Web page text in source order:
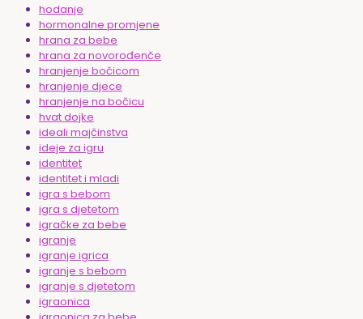
hodanje
hormonalne promjene
hrana za bebe
hrana za novorođenče
hranjenje bočicom
hranjenje djece
hranjenje na bočicu
hvat dojke
ideali majčinstva
ideje za igru
identitet
identitet i mladi
igra s bebom
igra s djetetom
igračke za bebe
igranje
igranje igrica
igranje s bebom
igranje s djetetom
igraonica